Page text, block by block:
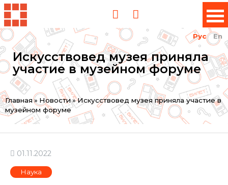
Рус En
Искусствовед музея приняла
участие в музейном форуме
Вы
здесь
Главная » Новости»Искусствовед музея приняла участие в
музейном форуме
01.11.2022
Наука